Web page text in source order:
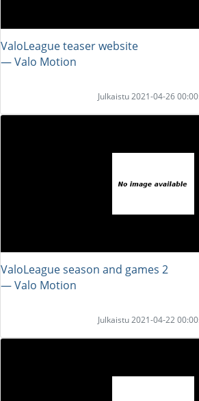
ValoLeague teaser website
― Valo Motion
Julkaistu 2021-04-26
ValoLeague season and games 2
― Valo Motion
Julkaistu 2021-04-22